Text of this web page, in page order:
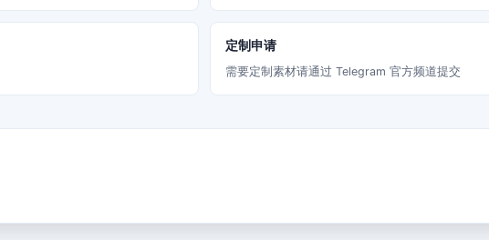
定制申请
需要定制素材请通过 Telegram 官方频道提交